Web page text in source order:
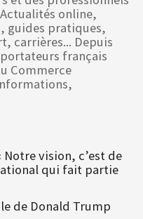
online,
guides pratiques,
carrières... Depuis
français
Commerce
vision, c’est de
qui fait partie
de Donald Trump